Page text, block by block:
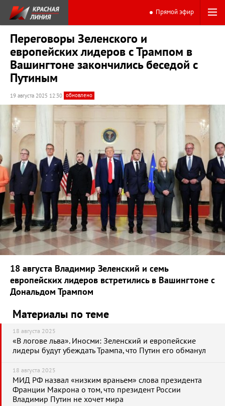
Прямой эфир
Переговоры Зеленского и
европейских лидеров с Трампом в
Вашингтоне закончились беседой с
Путиным
19 августа 2025 12:30 обновлено
18 августа Владимир Зеленский и семь
европейских лидеров встретились в Вашингтоне с
Дональдом Трампом
Материалы по теме
18 августа 2025
«В логове льва». Иносми: Зеленский и европейские
лидеры будут убеждать Трампа, что Путин его обманул
18 августа 2025
МИД РФ назвал «низким враньем» слова президента
Франции Макрона о том, что президент России
Владимир Путин не хочет мира